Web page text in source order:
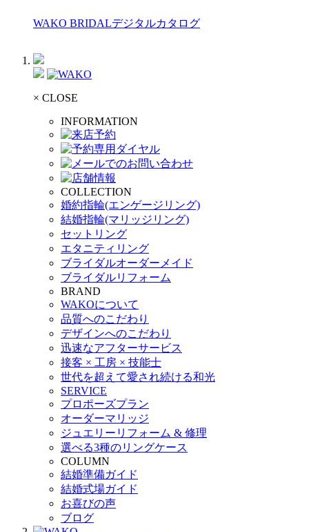
WAKO BRIDALデジタルカタログ
× CLOSE
INFORMATION
COLLECTION
婚約指輪(エンゲージリング)
結婚指輪(マリッジリング)
セットリング
エタニティリング
ブライダルオーダーメイド
ブライダルリフォーム
BRAND
WAKOについて
品質へのこだわり
デザインへのこだわり
迅速なアフターサービス
接客 × 工房 × 技能士
世代を超えて愛され続ける和光
SERVICE
プロポーズプラン
オーダーマリッジ
ジュエリーリフォーム & 修理
選べる3種のリングケース
COLUMN
結婚準備ガイド
結婚式場ガイド
お喜びの声
ブログ